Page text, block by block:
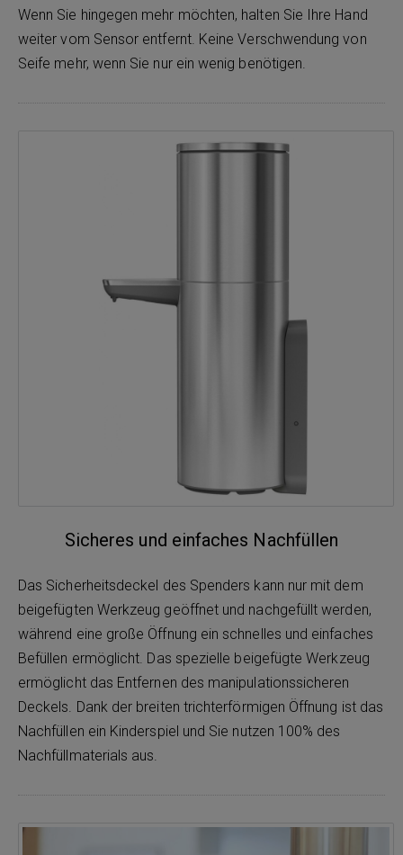
Wenn Sie hingegen mehr möchten, halten Sie Ihre Hand
weiter vom Sensor entfernt. Keine Verschwendung von
Seife mehr, wenn Sie nur ein wenig benötigen.
Sicheres und einfaches Nachfüllen
Das Sicherheitsdeckel des Spenders kann nur mit dem
beigefügten Werkzeug geöffnet und nachgefüllt werden,
während eine große Öffnung ein schnelles und einfaches
Befüllen ermöglicht. Das spezielle beigefügte Werkzeug
ermöglicht das Entfernen des manipulationssicheren
Deckels. Dank der breiten trichterförmigen Öffnung ist das
Nachfüllen ein Kinderspiel und Sie nutzen 100% des
Nachfüllmaterials aus.